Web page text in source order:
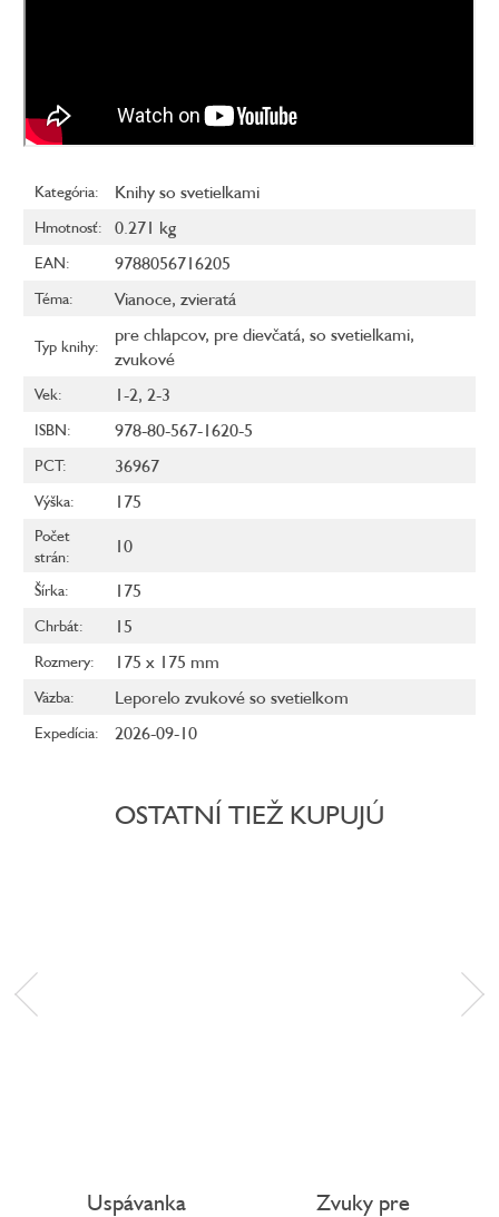
Kategória: Knihy so svetielkami
Hmotnosť: 0.271 kg
EAN: 9788056716205
Téma: Vianoce, zvieratá
Typ knihy:
pre chlapcov, pre dievčatá, so svetielkami,
zvukové
Vek: 1-2, 2-3
ISBN: 978-80-567-1620-5
PCT: 36967
Výška: 175
Počet
strán: 10
Šírka: 175
Chrbát: 15
Rozmery: 175 x 175 mm
Väzba: Leporelo zvukové so svetielkom
Expedícia: 2026-09-10
OSTATNÍ TIEŽ KUPUJÚ
Uspávanka
Zvuky pre